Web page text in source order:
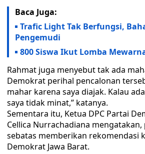
Baca Juga:
Trafic Light Tak Berfungsi,
Pengemudi
800 Siswa Ikut Lomba
Rahmat juga menyebut tak ada
Demokrat perihal pencalonan
mahar karena saya diajak. Kalau
saya tidak minat,” katanya.
Sementara itu, Ketua DPC Partai
Cellica Nurrachadiana mengatakan,
sebatas memberikan rekomendasi
Demokrat Jawa Barat.